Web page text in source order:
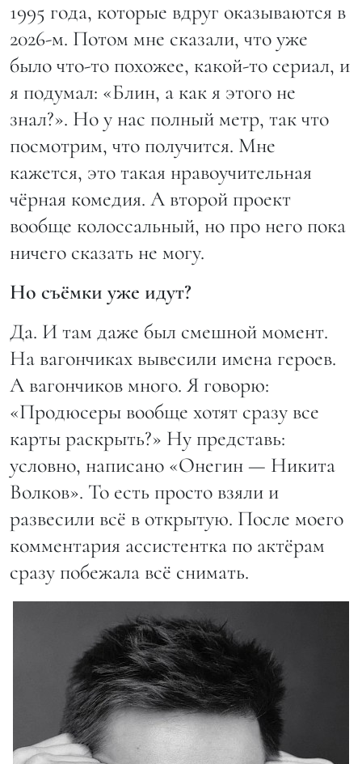
1995 года, которые вдруг оказываются в
2026-м. Потом мне сказали, что уже
было что-то похожее, какой-то сериал, и
я подумал: «Блин, а как я этого не
знал?». Но у нас полный метр, так что
посмотрим, что получится. Мне
кажется, это такая нравоучительная
чёрная комедия. А второй проект
вообще колоссальный, но про него пока
ничего сказать не могу.
Но съёмки уже идут?
Да. И там даже был смешной момент.
На вагончиках вывесили имена героев.
А вагончиков много. Я говорю:
«Продюсеры вообще хотят сразу все
карты раскрыть?» Ну представь:
условно, написано «Онегин — Никита
Волков». То есть просто взяли и
развесили всё в открытую. После моего
комментария ассистентка по актёрам
сразу побежала всё снимать.